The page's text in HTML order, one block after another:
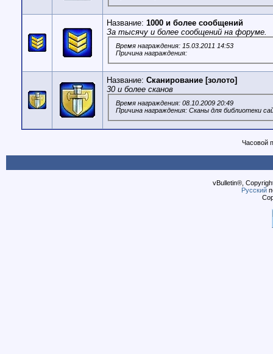
Название: 1000 и более сообщений
За тысячу и более сообщений на форуме.
Время награждения: 15.03.2011 14:53
Причина награждения:
Название: Сканирование [золото]
30 и более сканов
Время награждения: 08.10.2009 20:49
Причина награждения: Сканы для библиотеки
Часовой
vBulletin®,
Русский